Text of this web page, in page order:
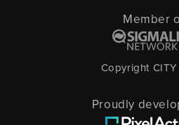
Member
Copyright
Proudly